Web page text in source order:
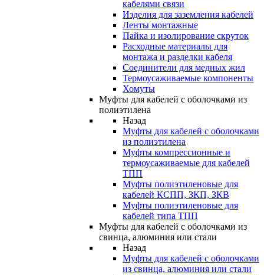
кабелями связи
Изделия для заземления кабелей
Ленты монтажные
Пайка и изолирование скруток
Расходные материалы для
монтажа и разделки кабеля
Соединители для медных жил
Термоусаживаемые компоненты
Хомуты
Муфты для кабелей с оболочками из
полиэтилена
Назад
Муфты для кабелей с оболочками
из полиэтилена
Муфты компрессионные и
термоусаживаемые для кабелей
ТПП
Муфты полиэтиленовые для
кабелей КСПП, ЗКП, ЗКВ
Муфты полиэтиленовые для
кабелей типа ТПП
Муфты для кабелей с оболочками из
свинца, алюминия или стали
Назад
Муфты для кабелей с оболочками
из свинца, алюминия или стали